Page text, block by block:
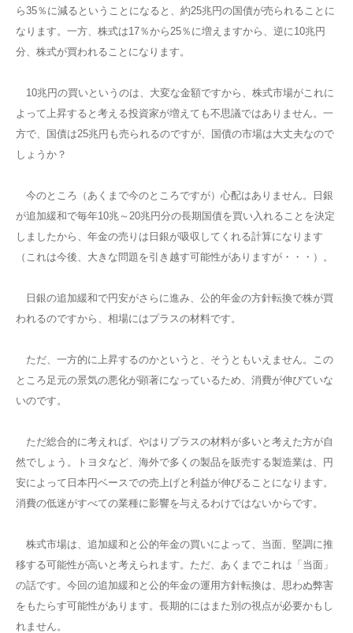
ら35％に減るということになると、約25兆円の国債が売られることに
なります。一方、株式は17％から25％に増えますから、逆に10兆円
分、株式が買われることになります。
10兆円の買いというのは、大変な金額ですから、株式市場がこれに
よって上昇すると考える投資家が増えても不思議ではありません。一
方で、国債は25兆円も売られるのですが、国債の市場は大丈夫なので
しょうか？
今のところ（あくまで今のところですが）心配はありません。日銀
が追加緩和で毎年10兆～20兆円分の長期国債を買い入れることを決定
しましたから、年金の売りは日銀が吸収してくれる計算になります
（これは今後、大きな問題を引き越す可能性がありますが・・・）。
日銀の追加緩和で円安がさらに進み、公的年金の方針転換で株が買
われるのですから、相場にはプラスの材料です。
ただ、一方的に上昇するのかというと、そうともいえません。この
ところ足元の景気の悪化が顕著になっているため、消費が伸びていな
いのです。
ただ総合的に考えれば、やはりプラスの材料が多いと考えた方が自
然でしょう。トヨタなど、海外で多くの製品を販売する製造業は、円
安によって日本円ベースでの売上げと利益が伸びることになります。
消費の低迷がすべての業種に影響を与えるわけではないからです。
株式市場は、追加緩和と公的年金の買いによって、当面、堅調に推
移する可能性が高いと考えられます。ただ、あくまでこれは「当面」
の話です。今回の追加緩和と公的年金の運用方針転換は、思わぬ弊害
をもたらす可能性があります。長期的にはまた別の視点が必要かもし
れません。